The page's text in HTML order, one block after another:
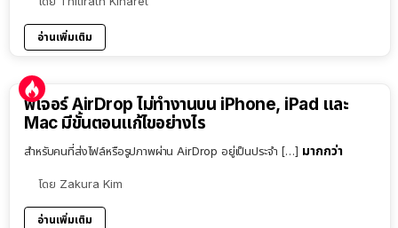
อ่านเพิ่มเติม
ฟีเจอร์ AirDrop ไม่ทำงานบน iPhone, iPad และ
Mac มีขั้นตอนแก้ไขอย่างไร
สำหรับคนที่ส่งไฟล์หรือรูปภาพผ่าน AirDrop อยู่เป็นประจำ […] มากกว่า
โดย Zakura Kim
อ่านเพิ่มเติม